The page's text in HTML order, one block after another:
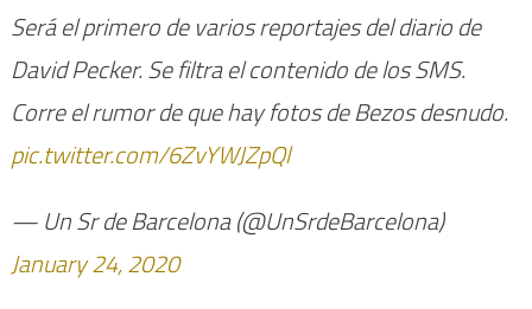
Será el primero de varios reportajes del diario de
David Pecker. Se filtra el contenido de los SMS.
Corre el rumor de que hay fotos de Bezos desnudo.
pic.twitter.com/6ZvYWJZpQl
— Un Sr de Barcelona (@UnSrdeBarcelona)
January 24, 2020